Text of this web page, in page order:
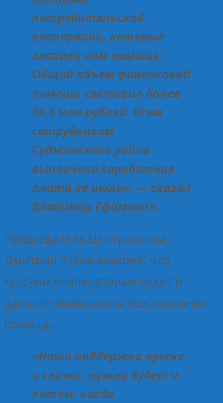
потребительской
кооперации, которые
оказали нам помощь.
Общий объем финансовой
помощи составил более
26,6 млн рублей. Всем
сотрудникам
Суджанского райпо
выплачена заработная
плата за июль», — сказал
Владимир Ефимович.
Председатель Центросоюза
Дмитрий Зубов заверил, что
курским кооператорам будет и
дальше оказываться всесторонняя
помощь.
«Наша поддержка нужна
и сейчас, нужна будет и
потом, когда